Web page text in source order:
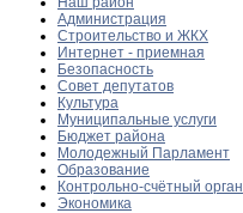
Администрация
Строительство и ЖКХ
Интернет - приемная
Безопасность
Совет депутатов
Культура
Муниципальные услуги
Бюджет района
Молодежный Парламент
Образование
Контрольно-счётный орган
Экономика